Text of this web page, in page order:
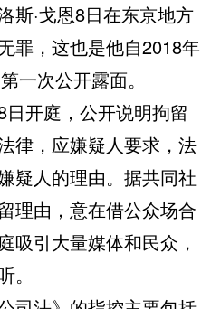
斯·戈恩8日在东京地方
罪，这也是他自2018年
一次公开露面。
开庭，公开说明拘留
律，应嫌疑人要求，法
疑人的理由。据共同社
理由，意在借公众场合
吸引大量媒体和民众，